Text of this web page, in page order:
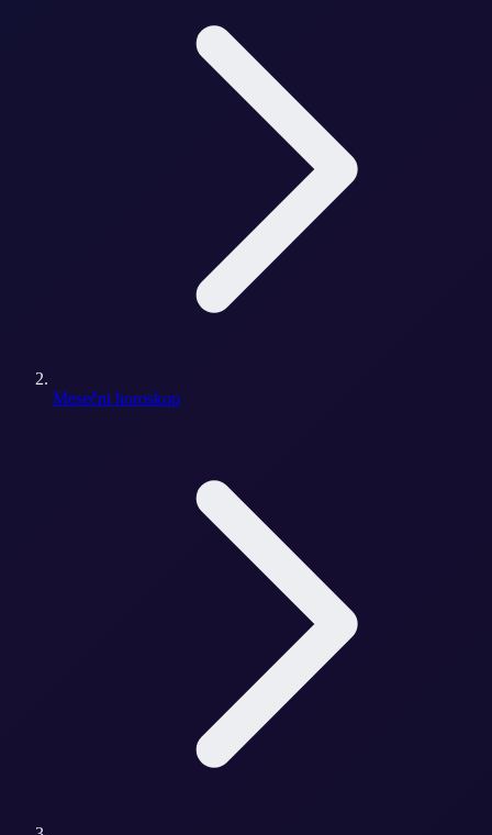
Mesečni horoskop